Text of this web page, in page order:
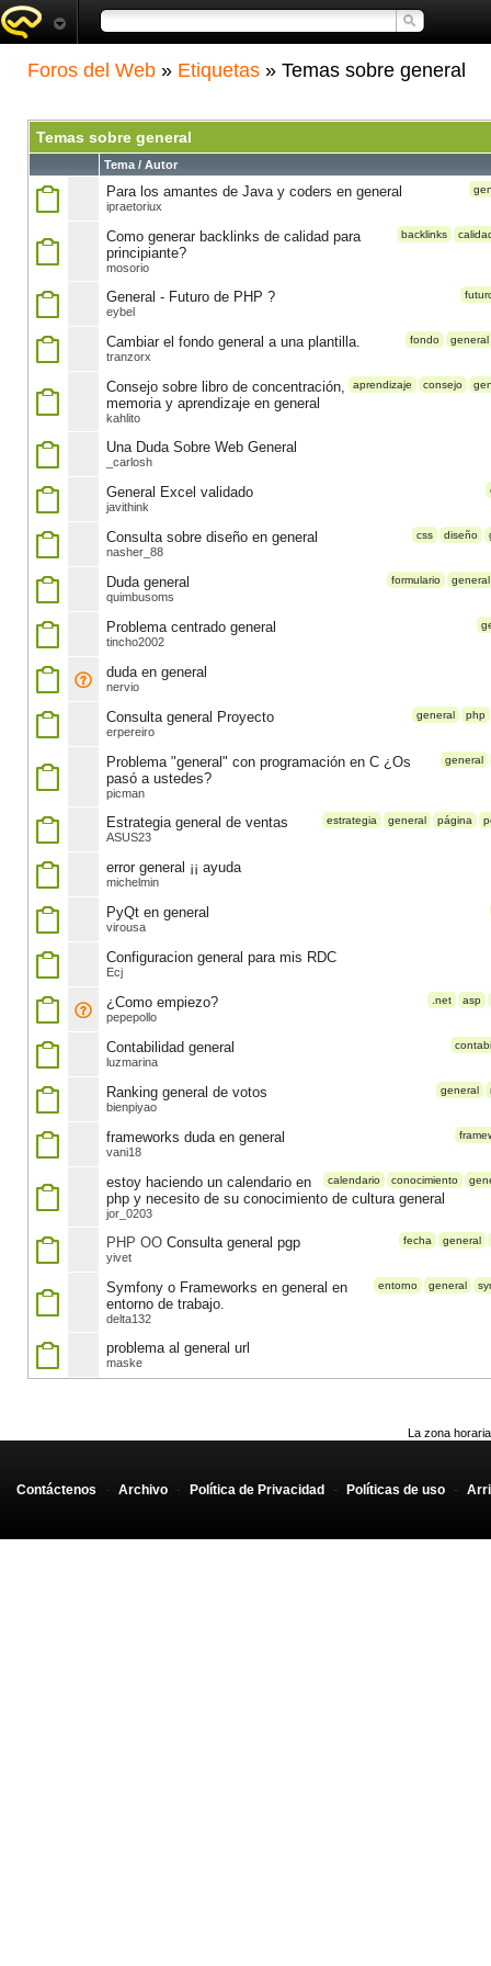
Foros del Web » Etiquetas » Temas sobre general
Temas sobre general
Tema / Autor
Para los amantes de Java y coders en general
ipraetoriux
backlinks
Como generar backlinks de calidad para
principiante?
mosorio
General - Futuro de PHP ?
eybel
fondo general
Cambiar el fondo general a una plantilla.
tranzorx
aprendizaje consejo
Consejo sobre libro de concentración,
memoria y aprendizaje en general
kahlito
Una Duda Sobre Web General
_carlosh
General Excel validado
javithink
css diseño
Consulta sobre diseño en general
nasher_88
formulario general
Duda general
quimbusoms
Problema centrado general
tincho2002
duda en general
nervio
general php
Consulta general Proyecto
erpereiro
general
Problema "general" con programación en C ¿Os
pasó a ustedes?
picman
estrategia general página
Estrategia general de ventas
ASUS23
error general ¡¡ ayuda
michelmin
PyQt en general
virousa
Configuracion general para mis RDC
Ecj
.net asp
¿Como empiezo?
pepepollo
Contabilidad general
luzmarina
general
Ranking general de votos
bienpiyao
frameworks duda en general
vani18
calendario conocimiento
estoy haciendo un calendario en
php y necesito de su conocimiento de cultura general
jor_0203
fecha general
PHP OO Consulta general pgp
yivet
entorno general
Symfony o Frameworks en general en
entorno de trabajo.
delta132
problema al general url
maske
La zona
Contáctenos - Archivo - Política de Privacidad - Políticas de uso -